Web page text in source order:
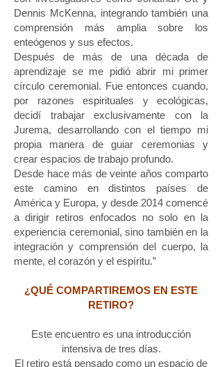
Dennis McKenna, integrando también una
comprensión más amplia sobre los
enteógenos y sus efectos.
Después de más de una década de
aprendizaje se me pidió abrir mi primer
círculo ceremonial. Fue entonces cuando,
por razones espirituales y ecológicas,
decidí trabajar exclusivamente con la
Jurema, desarrollando con el tiempo mi
propia manera de guiar ceremonias y
crear espacios de trabajo profundo.
Desde hace más de veinte años comparto
este camino en distintos países de
América y Europa, y desde 2014 comencé
a dirigir retiros enfocados no solo en la
experiencia ceremonial, sino también en la
integración y comprensión del cuerpo, la
mente, el corazón y el espíritu.”
¿QUÉ COMPARTIREMOS EN ESTE
RETIRO?
Este encuentro es una introducción
intensiva de tres días.
El retiro está pensado como un espacio de